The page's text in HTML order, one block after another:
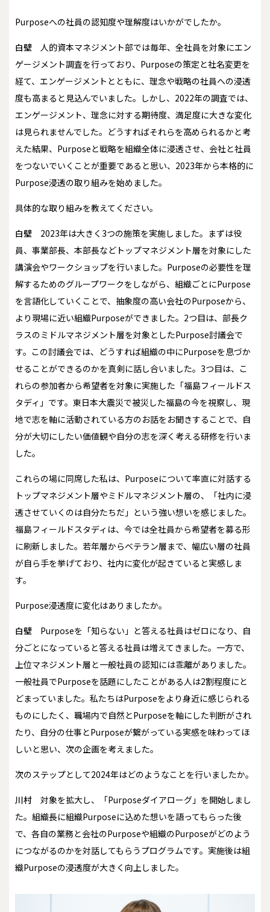
――Purposeへの社員の認知度や理解度はいかがでしたか。
白壁
人的資本マネジメント部では毎年、全社員を対象にエン
ゲージメント調査を行っており、Purposeの策定と社名変更を
経て、エンゲージメントとともに、理念や戦略の社員への浸透
度も高まると見込んでいました。しかし、2022年の調査では、
エンゲージメント、理念に対する期待度、満足度に大きな変化
は見られませんでした。どうすればそれらを高められるかと考
えた結果、Purposeと戦略を組織全体に浸透させ、会社と社員
をつないでいくことが重要であると思い、2023年から本格的に
Purpose浸透の取り組みを始めました。
――具体的な取り組みを教えてください。
白壁
2023年は大きく3つの施策を実施しました。まずは役
員、事業部長、本部長などトップマネジメント層を対象にした
講演会やワークショップを行いました。Purposeの必要性を理
解するためのグループワークをしながら、組織ごとにPurpose
を言語化していくことで、抽象度の高い会社のPurposeから、
より現場に近い組織Purposeができました。2つ目は、部長ク
ラスのミドルマネジメント層を対象としたPurpose討議会で
す。この討議会では、どうすれば組織の中にPurposeを息づか
せることができるのかを真剣に話し合いました。3つ目は、こ
れらの参加者から希望者を対象に実施した「福島フィールドス
タディ」です。東日本大震災で被災した福島の今を視察し、現
地で志を軸に活動されている方のお話をお聞きすることで、自
分が大切にしたい価値観や自分の志を深く考える研修を行いま
した。
これらの場に同席した私は、Purposeについて率直に対話する
トップマネジメント層やミドルマネジメント層の、「社内に浸
透させていくのは自分たちだ」という強い想いを感じました。
福島フィールドスタディは、今では全社員から希望者を募る形
に刷新しました。若年層からベテラン層まで、幅広い層の社員
が自ら手を挙げており、社内に変化が起きていると実感しま
す。
――Purpose浸透度に変化はありましたか。
白壁
Purposeを「知らない」と答える社員はゼロになり、自
分ごとになっていると答える社員は増えてきました。一方で、
上位マネジメント層と一般社員の認知には乖離がありました。
一般社員でPurposeを話題にしたことがある人は2割程度にと
どまっていました。私たちはPurposeをより身近に感じられる
ものにしたく、職場内で自然とPurposeを軸にした判断がされ
たり、自分の仕事とPurposeが繋がっている実感を味わってほ
しいと思い、次の企画を考えました。
――次のステップとして2024年はどのようなことを行いましたか。
川村
対象を拡大し、「Purposeダイアローグ」を開始しまし
た。組織長に組織Purposeに込めた想いを語ってもらった後
で、各自の業務と会社のPurposeや組織のPurposeがどのよう
につながるのかを対話してもらうプログラムです。実施後は組
織Purposeの浸透度が大きく向上しました。